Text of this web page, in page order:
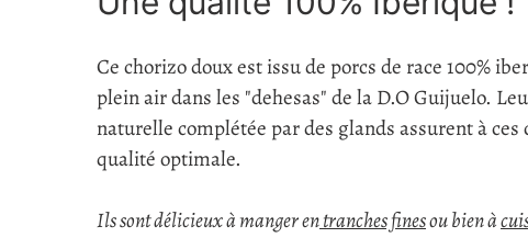
panier
Ce chorizo doux est issu de porcs de race 100%
plein air dans les "dehesas" de la D.O Guijuelo.
naturelle complétée par des glands assurent à ces
qualité optimale.
Ils sont délicieux à manger entranches finesou bien à